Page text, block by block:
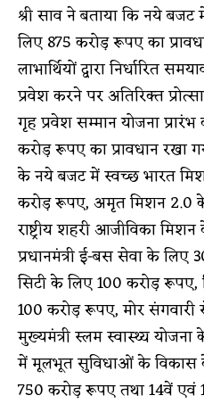
श्री साव ने बताया कि नये बजट
लिए 875 करोड़ रूपए का
लाभार्थियों द्वारा निर्धारित
प्रवेश करने पर अतिरिक्त
गृह प्रवेश सम्मान योजना
करोड़ रूपए का प्रावधान रखा
के नये बजट में स्वच्छ भारत
करोड़ रूपए, अमृत मिशन 2.0
राष्ट्रीय शहरी आजीविका
प्रधानमंत्री ई-बस सेवा के लिए
सिटी के लिए 100 करोड़ रूपए,
100 करोड़ रूपए, मोर
मुख्यमंत्री स्लम स्वास्थ्य
में मूलभूत सुविधाओं के विकास
750 करोड़ रूपए तथा 14वें एवं